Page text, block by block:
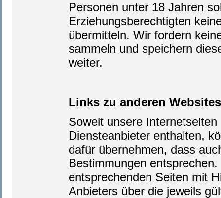
Personen unter 18 Jahren
Erziehungsberechtigten
übermitteln. Wir fordern
sammeln und speichern
weiter.
Links zu anderen Websites
Soweit unsere
Diensteanbieter enthalten,
dafür übernehmen, dass
Bestimmungen
entsprechenden Seiten mit
Anbieters über die jeweils